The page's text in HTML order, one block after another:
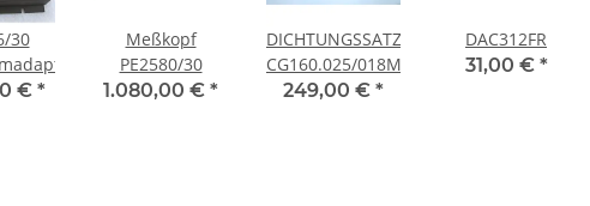
30
€ *
Meßkopf
PE2580/30
1.080,00 € *
DICHTUNGSSATZ
CG160.025/018M
249,00 € *
DAC312FR
31,00 € *